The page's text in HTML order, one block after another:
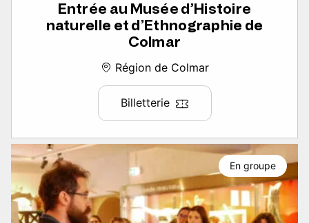
Entrée au Musée d’Histoire
naturelle et d’Ethnographie de
Colmar
Région de Colmar
Billetterie
En groupe